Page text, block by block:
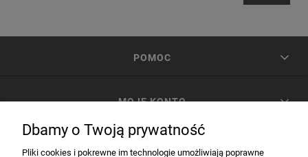
POMOC
MOJE KONTO
Dbamy o Twoją prywatność
Pliki cookies i pokrewne im technologie umożliwiają poprawne